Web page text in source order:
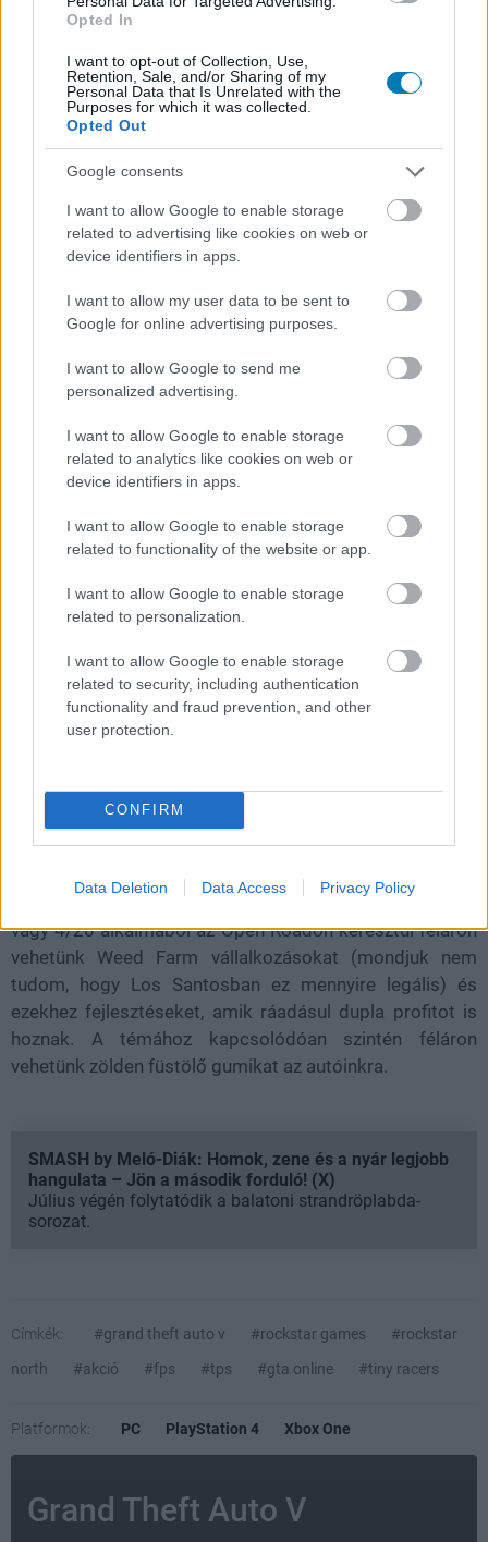
Opted In
I want to opt-out of Collection, Use,
Retention, Sale, and/or Sharing of my
Personal Data that Is Unrelated with the
Purposes for which it was collected.
Opted Out
Google consents
I want to allow Google to enable storage
related to advertising like cookies on web or
device identifiers in apps.
I want to allow my user data to be sent to
Google for online advertising purposes.
I want to allow Google to send me
personalized advertising.
I want to allow Google to enable storage
related to analytics like cookies on web or
device identifiers in apps.
I want to allow Google to enable storage
related to functionality of the website or app.
I want to allow Google to enable storage
related to personalization.
I want to allow Google to enable storage
related to security, including authentication
functionality and fraud prevention, and other
user protection.
CONFIRM
Data Deletion Data Access Privacy Policy
részének hangulatát idézi fel.
Unmute Loaded :
100.00%
A Grand Theft Auto V többjátékos módja kapcsán még
új tartalmakat is a csalók elleni küzdelem közben. Ezúttal
ismét a versenymódon csavartak egyet a készítők,
amivel a széria gyökerei előtt is tisztelegnek.
A Tiny Racers a régmúlt árkád versenyjátékait idézi azzal,
hogy különböző felvehető fegyverekkel és
A retró hangulatot továbbá úgy is megtámogatta a
Rockstar, hogy felülnézetből látjuk magunkat és a
versenypályát is, ami nem csak néhány korai
versenyjátékra, hanem a
Grand Theft Autoelső két
részére is jellemző volt. Ahogy a GTA Online április 25-én
Tiny Racers megörökölte az első rész borítójának
betűtípusát is.
A Rockstar egyébként elárulta azt is, hogy április 20.,
vagy 4/20 alkalmából az Open Roadon keresztül féláron
vehetünk Weed Farm vállalkozásokat (mondjuk nem
tudom, hogy Los Santosban ez mennyire legális) és
ezekhez fejlesztéseket, amik ráadásul dupla profitot is
hoznak. A témához kapcsolódóan szintén féláron
vehetünk zölden füstölő gumikat az autóinkra.
SMASH by Meló-Diák: Homok, zene és a nyár legjobb
hangulata – Jön a második forduló! (X)
Július végén folytatódik a balatoni strandröplabda-
sorozat.
Címkék: #grand theft auto v #rockstar games
#rockstar
north
#akció #fps #tps #gta online #tiny racers
Platformok: PC PlayStation 4 Xbox One
Grand Theft Auto V